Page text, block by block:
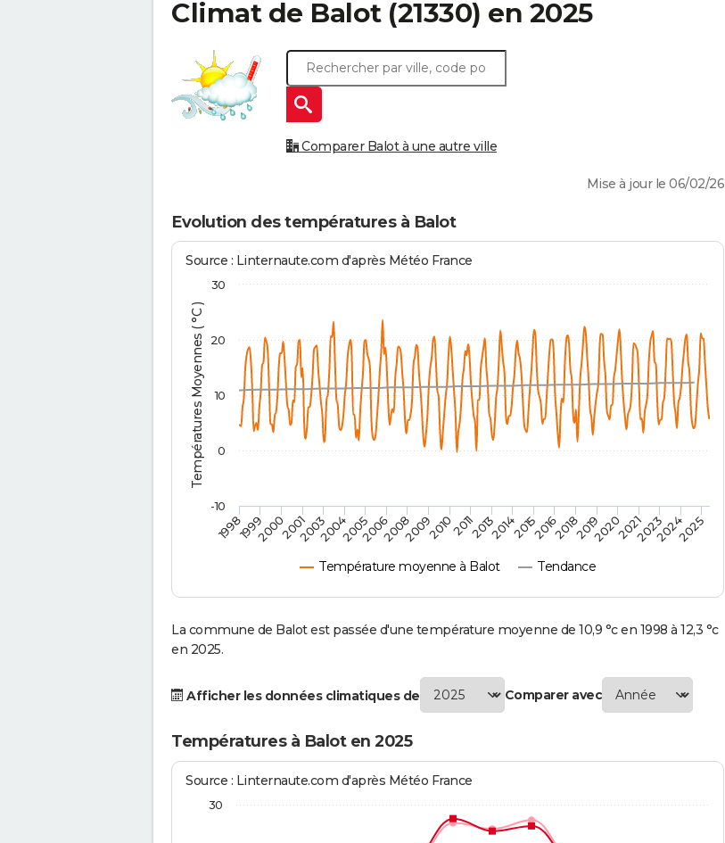
Climat de Balot(21330) en 2025
Comparer Balot à une autre ville
Mise à jour le 06/02/26
Evolution des températures à Balot
Températures Moyennes ( °C )
Source : Linternaute.com d'après Météo France
Température moyenne à Balot Tendance
1998 2014
199920002001200320042005200620082009201020112013 201520162018201920202021202320242025
0
10
20
-10
30
La commune de Balot est passée d'une température moyenne de 10,9 °c en 1998 à 12,3 °c
en 2025.
Afficher les données climatiques de Comparer avec
Températures à Balot en 2025
Source : Linternaute.com d'après Météo France
30